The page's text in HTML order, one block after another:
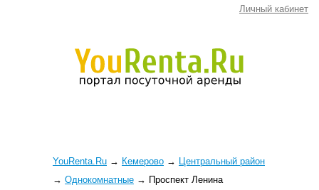
Личный кабинет
YouRenta.Ru → Кемерово → Центральный район
→ Однокомнатные → Проспект Ленина